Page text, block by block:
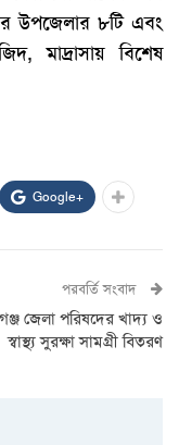
উপজেলার ৮টি এবং
মাদ্রাসায় বিশেষ
Google+
পরবর্তি সংবাদ
জেলা পরিষদের খাদ্য ও
স্বাস্থ্য সুরক্ষা সামগ্রী বিতরণ